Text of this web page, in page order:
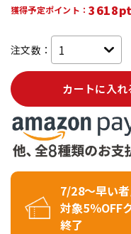
獲得予定ポイント：
注文数：
カートに入れ
7/28～早い
対象5％OFF
終了